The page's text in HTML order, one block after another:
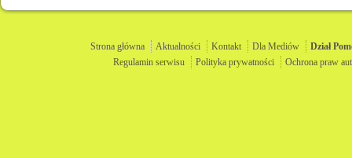
Strona główna Aktualności Kontakt Dla Mediów Dział
Regulamin serwisu
Polityka prywatności Ochrona praw